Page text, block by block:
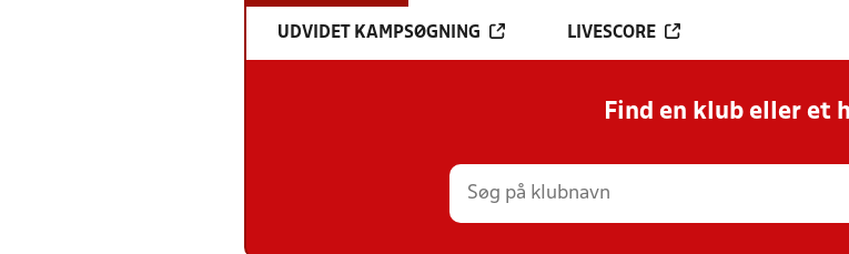
UDVIDET KAMPSØGNING LIVESCORE
Find en klub eller et